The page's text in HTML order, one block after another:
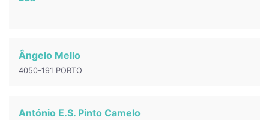
Ângelo Mello
4050-191 PORTO
António E.S. Pinto Camelo